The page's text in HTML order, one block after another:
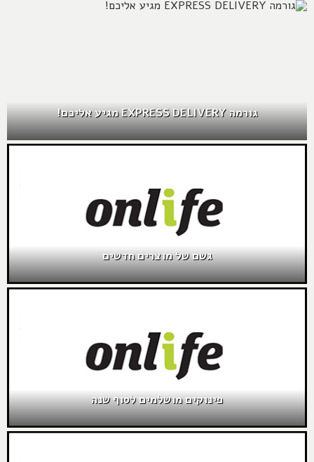
גורמה EXPRESS DELIVERY מגיע אליכם!
גשם של מוצרים חדשים
פינוקים מושלמים לסוף שנה